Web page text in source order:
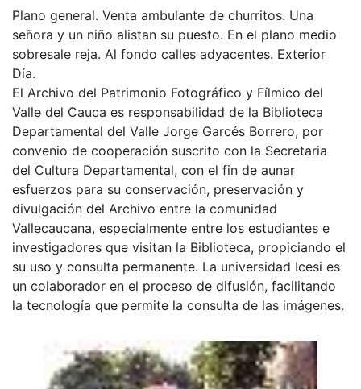
Plano general. Venta ambulante de churritos. Una
señora y un niño alistan su puesto. En el plano medio
sobresale reja. Al fondo calles adyacentes. Exterior
Día.
El Archivo del Patrimonio Fotográfico y Fílmico del
Valle del Cauca es responsabilidad de la Biblioteca
Departamental del Valle Jorge Garcés Borrero, por
convenio de cooperación suscrito con la Secretaria
del Cultura Departamental, con el fin de aunar
esfuerzos para su conservación, preservación y
divulgación del Archivo entre la comunidad
Vallecaucana, especialmente entre los estudiantes e
investigadores que visitan la Biblioteca, propiciando el
su uso y consulta permanente. La universidad Icesi es
un colaborador en el proceso de difusión, facilitando
la tecnología que permite la consulta de las imágenes.